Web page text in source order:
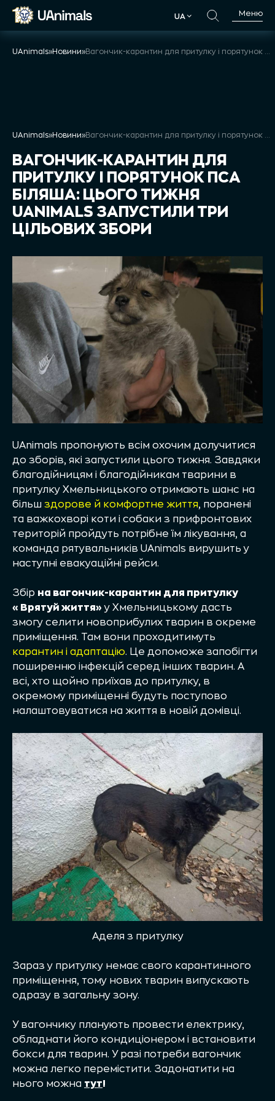
Skip
UA
Меню
UAnimals»Новини»
UAnimals»Новини»
ВАГОНЧИК-КАРАНТИН ДЛЯ
ПРИТУЛКУ І ПОРЯТУНОК ПСА
БІЛЯША: ЦЬОГО ТИЖНЯ
UANIMALS ЗАПУСТИЛИ ТРИ
ЦІЛЬОВИХ ЗБОРИ
UAnimals пропонують всім охочим долучитися
до зборів, які запустили цього тижня. Завдяки
благодійницям і благодійникам тварини в
притулку Хмельницького отримають шанс на
більш здорове й комфортне життя, поранені
та важкохворі коти і собаки з прифронтових
територій пройдуть потрібне їм лікування, а
команда рятувальників UAnimals вирушить у
наступні евакуаційні рейси.
Збір на вагончик-карантин для притулку
«Врятуй життя» у Хмельницькому дасть
змогу селити новоприбулих тварин в окреме
приміщення. Там вони проходитимуть
карантин і адаптацію. Це допоможе запобігти
поширенню інфекцій серед інших тварин. А
всі, хто щойно приїхав до притулку, в
окремому приміщенні будуть поступово
налаштовуватися на життя в новій домівці.
Аделя з притулку
Зараз у притулку немає свого карантинного
приміщення, тому нових тварин випускають
одразу в загальну зону.
У вагончику планують провести електрику,
обладнати його кондиціонером і встановити
бокси для тварин. У разі потреби вагончик
можна легко перемістити. Задонатити на
нього можна тут!